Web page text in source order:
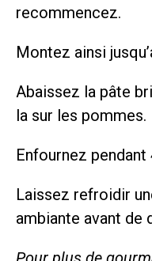
recommencez.
Montez ainsi
Abaissez la pâte
la sur les pommes.
Enfournez pendant
Laissez refroidir
ambiante avant de